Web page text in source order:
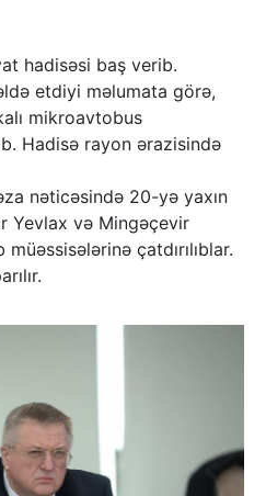
hadisəsi baş verib.
etdiyi məlumata görə,
mikroavtobus
Hadisə rayon ərazisində
nəticəsində 20-yə yaxın
Yevlax və Mingəçevir
çatdırılıblar.